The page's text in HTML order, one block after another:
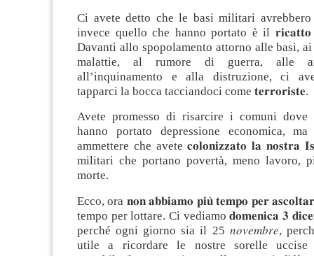
Ci avete detto che le basi militari
invece quello che hanno portato è il 𝐫𝐢𝐜𝐚𝐭𝐭𝐨
Davanti allo spopolamento attorno alle basi,
malattie, al rumore di guerra, alle
all’inquinamento e alla distruzione, ci
tapparci la bocca tacciandoci come 𝐭𝐞𝐫𝐫𝐨𝐫𝐢𝐬𝐭𝐞.
Avete promesso di risarcire i comuni
hanno portato depressione economica,
ammettere che avete 𝐜𝐨𝐥𝐨𝐧𝐢𝐳𝐳𝐚𝐭𝐨 𝐥𝐚 𝐧𝐨𝐬𝐭𝐫𝐚
militari che portano povertà, meno lavoro,
morte.
Ecco, ora 𝐧𝐨𝐧 𝐚𝐛𝐛𝐢𝐚𝐦𝐨 𝐩𝐢𝐮̀ 𝐭𝐞𝐦𝐩𝐨 𝐩𝐞𝐫
tempo per lottare. Ci vediamo 𝐝𝐨𝐦𝐞𝐧𝐢𝐜𝐚 𝟑
perché ogni giorno sia il 25 𝑛𝑜𝑣𝑒𝑚𝑏𝑟𝑒,
utile a ricordare le nostre sorelle uccise